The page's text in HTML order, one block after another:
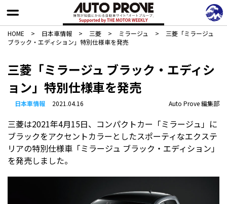
HOME > 日本車情報​ > 三菱 > ミラージュ >
三菱「ミラージュ
ブラック・エディション」特別仕様車を発売
三菱「ミラージュ ブラック・エディシ
ョン」特別仕様車を発売
日本車情報​ 2021.04.16 Auto Prove 編集部
三菱は2021年4月15日、コンパクトカー「ミラージュ」に
ブラックをアクセントカラーとしたスポーティなエクステ
リアの特別仕様車「ミラージュ ブラック・エディション」
を発売しました。